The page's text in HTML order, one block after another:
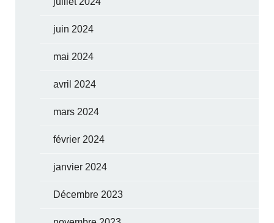
juin 2024
mai 2024
avril 2024
mars 2024
février 2024
janvier 2024
Décembre 2023